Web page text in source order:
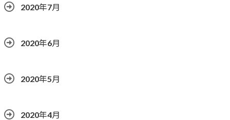
2020年7月
2020年6月
2020年5月
2020年4月